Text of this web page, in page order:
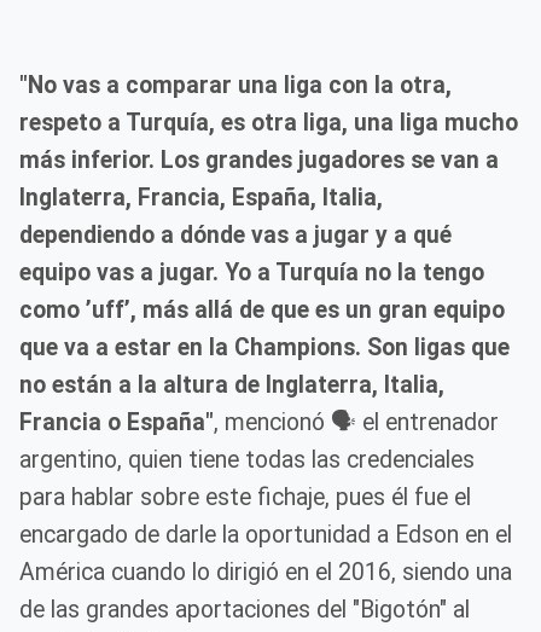
"No vas a comparar una liga con la otra,
respeto a Turquía, es otra liga, una liga mucho
más inferior. Los grandes jugadores se van a
Inglaterra, Francia, España, Italia,
dependiendo a dónde vas a jugar y a qué
equipo vas a jugar. Yo a Turquía no la tengo
como ’uff’, más allá de que es un gran equipo
que va a estar en la Champions. Son ligas que
no están a la altura de Inglaterra, Italia,
Francia o España", mencionó 🗣️ el entrenador
argentino, quien tiene todas las credenciales
para hablar sobre este fichaje, pues él fue el
encargado de darle la oportunidad a Edson en el
América cuando lo dirigió en el 2016, siendo una
de las grandes aportaciones del "Bigotón" al